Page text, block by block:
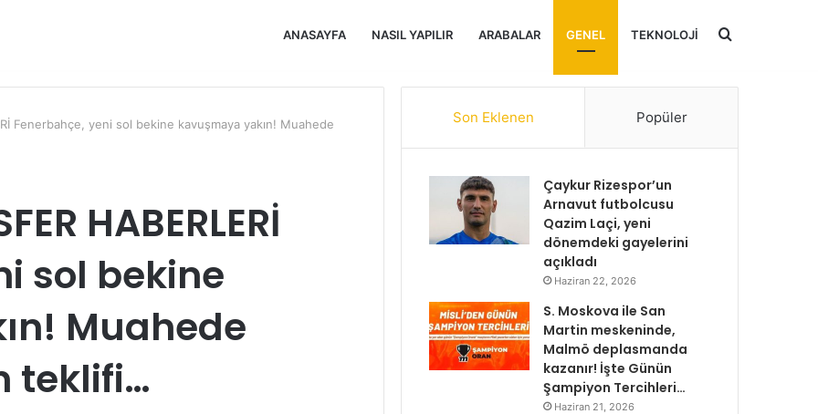
ANASAYFA NASIL YAPILIR ARABALAR GENEL TEKNOLOJI Arama
Fenerbahçe, yeni sol bekine kavuşmaya yakın! Muahede
HABERLERİ
sol bekine
Muahede
teklifi…
Son Eklenen Popüler
Çaykur Rizespor’un
Arnavut futbolcusu
Qazim Laçi, yeni
dönemdeki gayelerini
açıkladı
Haziran 22, 2026
S. Moskova ile San
Martin meskeninde,
Malmö deplasmanda
kazanır! İşte Günün
Şampiyon Tercihleri…
Haziran 21, 2026